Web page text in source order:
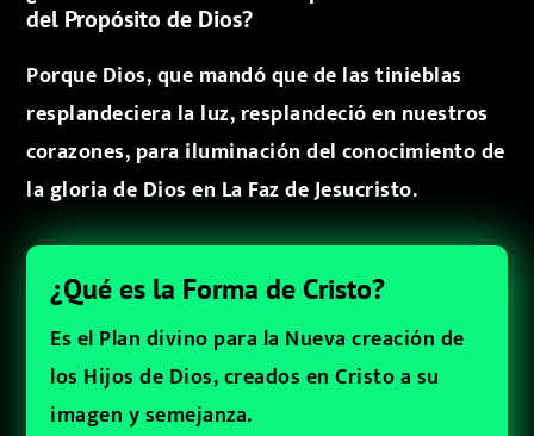
del Propósito de Dios?
Porque Dios, que mandó que de las tinieblas
resplandeciera la luz, resplandeció en nuestros
corazones, para iluminación del conocimiento de
la gloria de Dios en La Faz de Jesucristo.
¿Qué es la Forma de Cristo?
Es el Plan divino para la Nueva creación de
los Hijos de Dios, creados en Cristo a su
imagen y semejanza.